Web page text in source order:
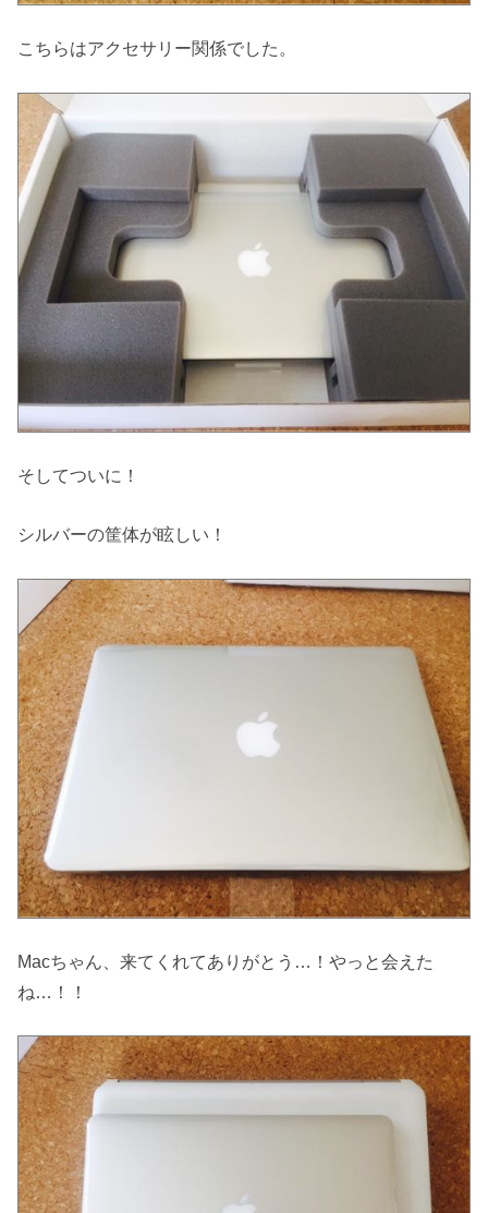
こちらはアクセサリー関係でした。
そしてついに！
シルバーの筐体が眩しい！
Macちゃん、来てくれてありがとう…！やっと会えた
ね…！！